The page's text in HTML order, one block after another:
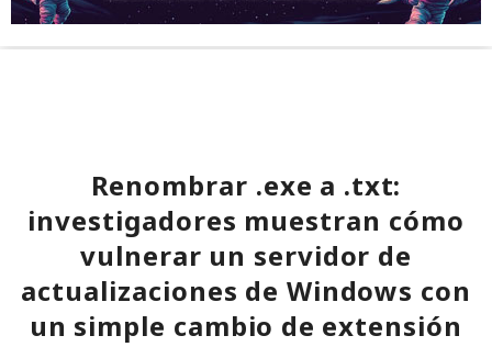
Renombrar .exe a .txt:
investigadores muestran cómo
vulnerar un servidor de
actualizaciones de Windows con
un simple cambio de extensión